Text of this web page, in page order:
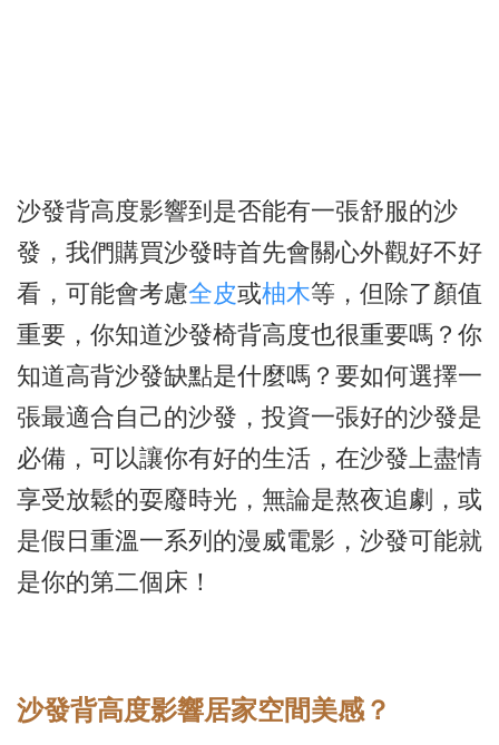
沙發背高度影響到是否能有一張舒服的沙
發，我們購買沙發時首先會關心外觀好不好
看，可能會考慮全皮或柚木等，但除了顏值
重要，你知道沙發椅背高度也很重要嗎？你
知道高背沙發缺點是什麼嗎？要如何選擇一
張最適合自己的沙發，投資一張好的沙發是
必備，可以讓你有好的生活，在沙發上盡情
享受放鬆的耍廢時光，無論是熬夜追劇，或
是假日重溫一系列的漫威電影，沙發可能就
是你的第二個床！
沙發背高度影響居家空間美感？